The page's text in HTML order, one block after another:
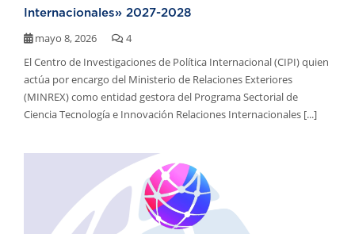
Internacionales» 2027-2028
mayo 8, 2026
4
El Centro de Investigaciones de Política Internacional (CIPI) quien
actúa por encargo del Ministerio de Relaciones Exteriores
(MINREX) como entidad gestora del Programa Sectorial de
Ciencia Tecnología e Innovación Relaciones Internacionales [...]